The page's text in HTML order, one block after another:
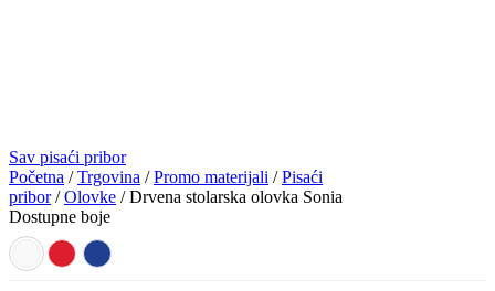
Sav pisaći pribor
Početna /Trgovina /Promo materijali /Pisaći
pribor/Olovke / Drvena stolarska olovka Sonia
Dostupne boje